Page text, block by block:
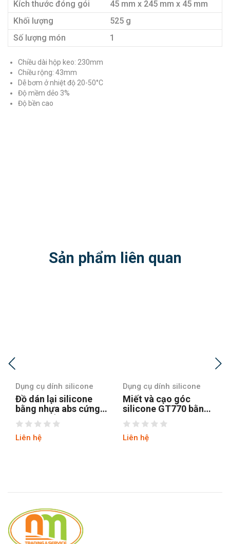
Kích thước đóng gói
45 mm x 245 mm x 45 mm
Khối lượng
525 g
Số lượng món
1
Chiều dài hộp keo: 230mm
Chiều rộng: 43mm
Dễ bơm ở nhiệt độ 20-50°C
Độ mềm dẻo 3%
Độ bền cao
Sản phẩm liên quan
Dụng cụ dính silicone
Đồ dán lại silicone
bằng nhựa abs cứng
và TPR dẻo GT773
Liên hệ
Dụng cụ dính silicone
Miết và cạo góc
silicone GT770 bằng
cao su và nhựa abs
Liên hệ